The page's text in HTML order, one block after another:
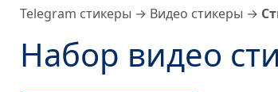
Telegram стикеры → Видео стикеры →
Набор видео